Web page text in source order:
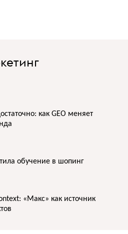
как GEO меняет
обучение в шопинг
«Макс» как источник